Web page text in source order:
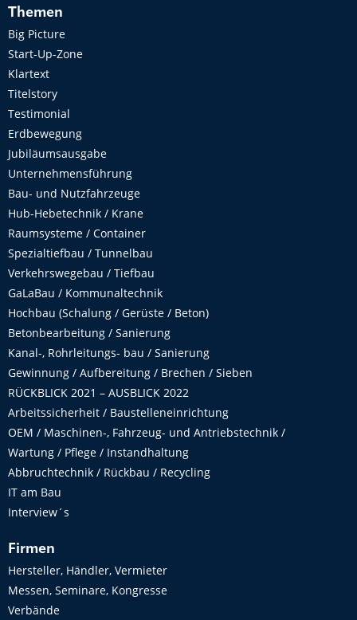
Themen
Big Picture
Start-Up-Zone
Klartext
Titelstory
Testimonial
Erdbewegung
Jubiläumsausgabe
Unternehmensführung
Bau- und Nutzfahrzeuge
Hub-Hebetechnik / Krane
Raumsysteme / Container
Spezialtiefbau / Tunnelbau
Verkehrswegebau / Tiefbau
GaLaBau / Kommunaltechnik
Hochbau (Schalung / Gerüste / Beton)
Betonbearbeitung / Sanierung
Kanal-, Rohrleitungs- bau / Sanierung
Gewinnung / Aufbereitung / Brechen / Sieben
RÜCKBLICK 2021 – AUSBLICK 2022
Arbeitssicherheit / Baustelleneinrichtung
OEM / Maschinen-, Fahrzeug- und Antriebstechnik /
Wartung / Pflege / Instandhaltung
Abbruchtechnik / Rückbau / Recycling
IT am Bau
Interview´s
Firmen
Hersteller, Händler, Vermieter
Messen, Seminare, Kongresse
Verbände